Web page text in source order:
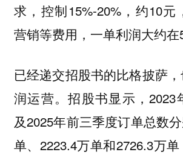
求，控制15%-20%，约10元
营销等费用，一单利润大约在
已经递交招股书的比格披萨
润运营。招股书显示，2023
及2025年前三季度订单总数
单、2223.4万单和2726.3万